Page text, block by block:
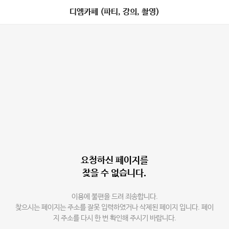
디엠카페 (파티, 강의, 촬영)
요청하신 페이지를
찾을 수 없습니다.
이용에 불편을 드려 죄송합니다.
찾으시는 페이지는 주소를 잘못 입력하였거나 삭제된 페이지 입니다. 페이
지 주소를 다시 한 번 확인해 주시기 바랍니다.